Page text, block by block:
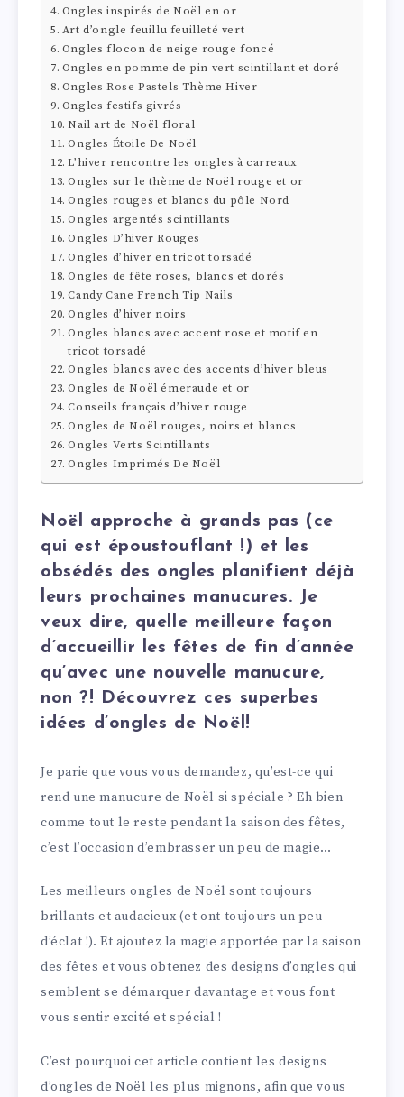
Ongles inspirés de Noël en or
Art d’ongle feuillu feuilleté vert
Ongles flocon de neige rouge foncé
Ongles en pomme de pin vert scintillant et doré
Ongles Rose Pastels Thème Hiver
Ongles festifs givrés
Nail art de Noël floral
Ongles Étoile De Noël
L’hiver rencontre les ongles à carreaux
Ongles sur le thème de Noël rouge et or
Ongles rouges et blancs du pôle Nord
Ongles argentés scintillants
Ongles D’hiver Rouges
Ongles d’hiver en tricot torsadé
Ongles de fête roses, blancs et dorés
Candy Cane French Tip Nails
Ongles d’hiver noirs
Ongles blancs avec accent rose et motif en
tricot torsadé
Ongles blancs avec des accents d’hiver bleus
Ongles de Noël émeraude et or
Conseils français d’hiver rouge
Ongles de Noël rouges, noirs et blancs
Ongles Verts Scintillants
Ongles Imprimés De Noël
Noël approche à grands pas (ce
qui est époustouflant !) et les
obsédés des ongles planifient déjà
leurs prochaines manucures. Je
veux dire, quelle meilleure façon
d’accueillir les fêtes de fin d’année
qu’avec une nouvelle manucure,
non ?! Découvrez ces superbes
idées d’ongles de Noël!
Je parie que vous vous demandez, qu’est-ce qui
rend une manucure de Noël si spéciale ? Eh bien
comme tout le reste pendant la saison des fêtes,
c’est l’occasion d’embrasser un peu de magie…
Les meilleurs ongles de Noël sont toujours
brillants et audacieux (et ont toujours un peu
d’éclat !). Et ajoutez la magie apportée par la saison
des fêtes et vous obtenez des designs d’ongles qui
semblent se démarquer davantage et vous font
vous sentir excité et spécial !
C’est pourquoi cet article contient les designs
d’ongles de Noël les plus mignons, afin que vous